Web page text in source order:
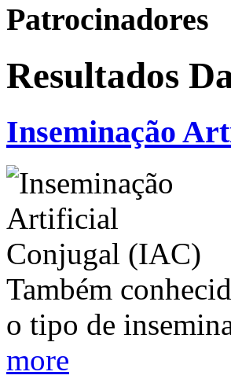
Patrocinadores
Resultados
Inseminação
Também
o tipo de
more